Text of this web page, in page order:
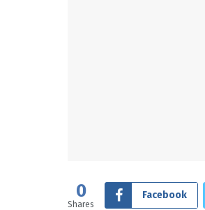
0
Shares
Facebook